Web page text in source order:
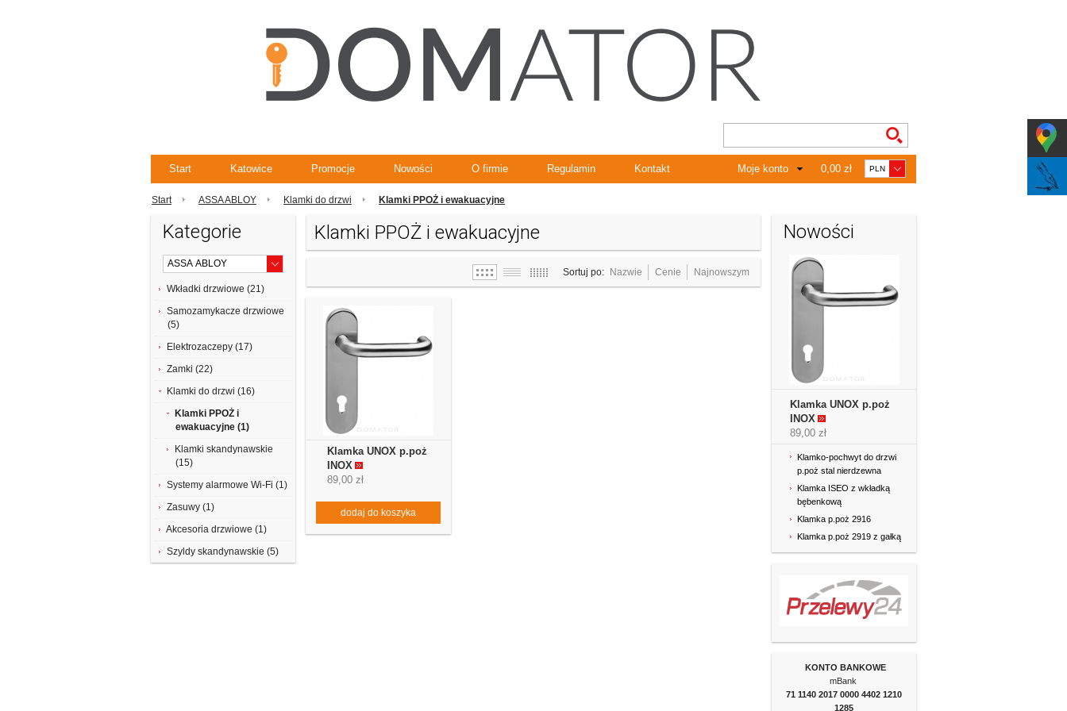
Start Katowice Promocje Nowości O firmie Regulamin Kontakt 0,00 zł
Moje konto
Start ASSA ABLOY Klamki do drzwi Klamki PPOŻ i ewakuacyjne
Kategorie
Wkładki drzwiowe (21)
Samozamykacze drzwiowe
(5)
Elektrozaczepy (17)
Zamki (22)
Klamki do drzwi (16)
Klamki PPOŻ i
ewakuacyjne (1)
Klamki skandynawskie
(15)
Systemy alarmowe Wi-Fi (1)
Zasuwy (1)
Akcesoria drzwiowe (1)
Szyldy skandynawskie (5)
Klamki PPOŻ i ewakuacyjne
Sortuj po: Nazwie Cenie Najnowszym
Klamka UNOX p.poż
INOX
89,00 zł
dodaj do koszyka
Nowości
Klamka UNOX p.poż
INOX
89,00 zł
Klamko-pochwyt do drzwi
p.poż stal nierdzewna
Klamka ISEO z wkładką
bębenkową
Klamka p.poż 2916
Klamka p.poż 2919 z gałką
KONTO BANKOWE
mBank
71 1140 2017 00004402 1210
1285